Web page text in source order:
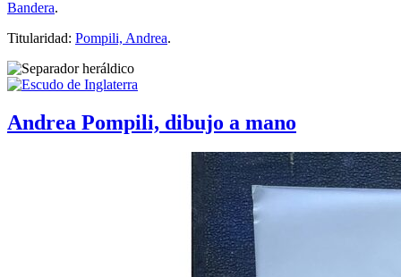
Bandera.
Titularidad: Pompili, Andrea.
Andrea Pompili, dibujo a mano